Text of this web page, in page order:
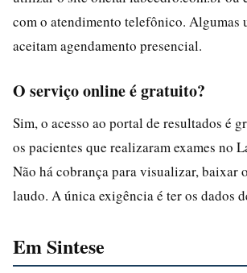
com o atendimento telefônico. Algumas
aceitam agendamento presencial.
O serviço online é gratuito?
Sim, o acesso ao portal de resultados é
os pacientes que realizaram exames no
Não há cobrança para visualizar, baixar
laudo. A única exigência é ter os dados
Em Sintese